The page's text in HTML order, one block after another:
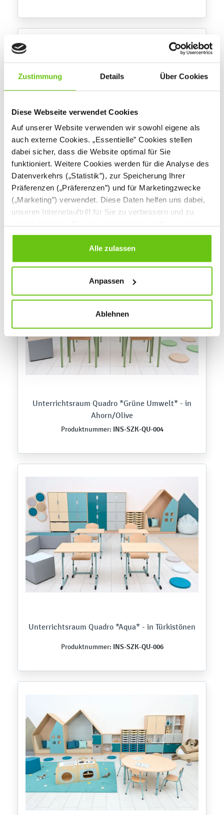
Zustimmung Details Über Cookies
Diese Webseite verwendet Cookies
Auf unserer Website verwenden wir sowohl eigene als
auch externe Cookies. „Essentielle” Cookies stellen
dabei sicher, dass die Website optimal für Sie
funktioniert. Weitere Cookies werden für die Analyse des
Datenverkehrs („Statistik”), zur Speicherung Ihrer
Präferenzen („Präferenzen”) und für Marketingzwecke
(„Marketing”) verwendet. Diese Daten helfen uns dabei,
unseren Internetauftriff für Sie zu verbessern und zu
Cookies Sie erlauben. Verweigern Sie Ihre Zustimmung,
wählen Sie „Alle ablehnen” – in diesem Fall werden nur
Daten verarbeitet, die für den Besuch unserer Website
jederzeit ändern, indem Sie auf die Schaltfläche unten
links klicken. Weitere Informationen zur Datennutzung
Alle zulassen
Anpassen
Ablehnen
Unterrichtsraum Quadro *Magnolie* - in
Ahorn/Lachs
Produktnummer:INS-SZK-QU-002
Unterrichtsraum Quadro *Grüne Umwelt* - in
Ahorn/Olive
Produktnummer: INS-SZK-QU-004
Unterrichtsraum Quadro *Aqua* - in Türkistönen
Produktnummer: INS-SZK-QU-006